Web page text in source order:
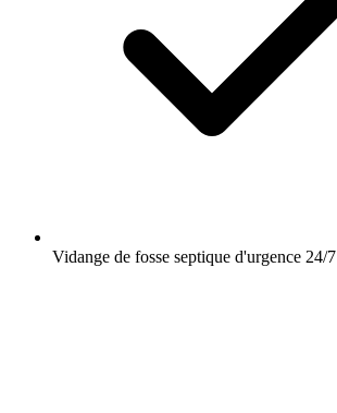
Vidange de fosse septique d'urgence 24/7